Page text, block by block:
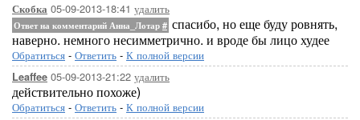
Скобка 05-09-2013-18:41 удалить
Ответ на комментарий Анна_Лотар # спасибо, но еще буду ровнять,
наверно. немного несимметрично. и вроде бы лицо худее
Обратиться - Ответить - К полной версии
Leaffee 05-09-2013-21:22 удалить
действительно похоже)
Обратиться - Ответить - К полной версии